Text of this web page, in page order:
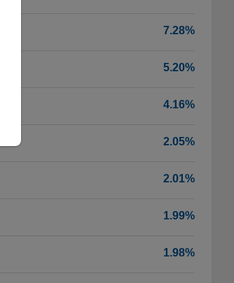
7.28%
5.20%
4.16%
2.05%
2.01%
1.99%
1.98%